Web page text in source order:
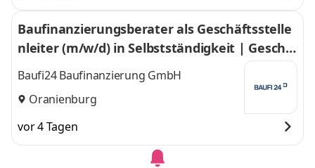
Baufinanzierungsberater als Geschäftsstelle
nleiter (m/w/d) in Selbstständigkeit | Geschä
ftsstelle Oranienburg
Baufi24 Baufinanzierung GmbH
Oranienburg
vor 4 Tagen